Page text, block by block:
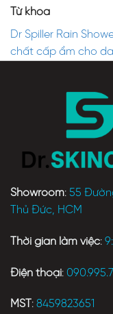
Từ khóa
Dr Spiller Rain
chất cấp ẩm cho
Showroom: 55
Thủ Đức, HCM
Thời gian làm việc:
Điện thoại:
MST : 8459823651